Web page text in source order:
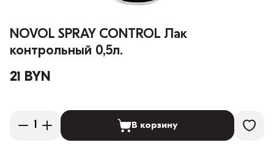
NOVOL SPRAY CONTROL Лак
контрольный 0,5л.
21 BYN
В корзину